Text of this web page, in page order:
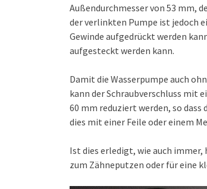
Außendurchmesser von 53 mm,
der verlinkten Pumpe ist jedoch
Gewinde aufgedrückt werden
aufgesteckt werden kann.
Damit die Wasserpumpe auch
kann der Schraubverschluss mit
60 mm reduziert werden, so
dies mit einer Feile oder einem
Ist dies erledigt, wie auch
zum Zähneputzen oder für eine